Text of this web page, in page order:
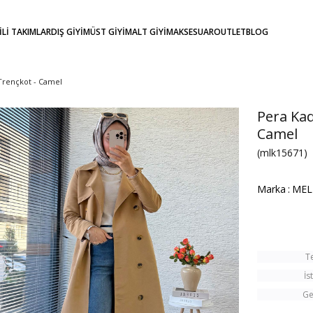
TAKIMLARDIŞ GİYİMÜST GİYİMALT GİYİMAKSESUAROUTLETBLOG
- Camel
Pera
Camel
(mlk15671)
Marka :